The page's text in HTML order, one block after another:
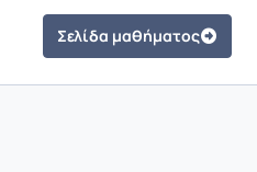
Σελίδα μαθήματος